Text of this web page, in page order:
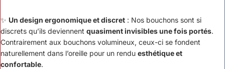
✨ Un design ergonomique et discret : Nos bouchons sont si
discrets qu’ils deviennent quasiment invisibles une fois portés.
Contrairement aux bouchons volumineux, ceux-ci se fondent
naturellement dans l’oreille pour un rendu esthétique et
confortable.